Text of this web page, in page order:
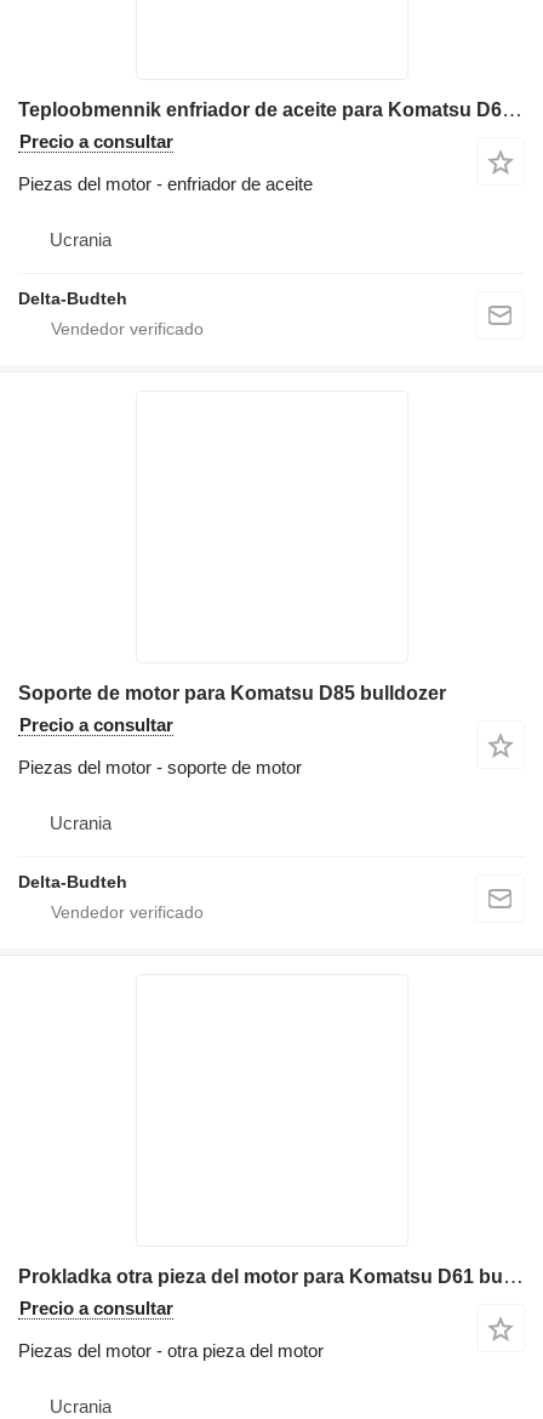
Teploobmennik enfriador de aceite para Komatsu D61 bulldozer
Precio a consultar
Piezas del motor - enfriador de aceite
Ucrania
Delta-Budteh
Soporte de motor para Komatsu D85 bulldozer
Precio a consultar
Piezas del motor - soporte de motor
Ucrania
Delta-Budteh
Prokladka otra pieza del motor para Komatsu D61 bulldozer
Precio a consultar
Piezas del motor - otra pieza del motor
Ucrania